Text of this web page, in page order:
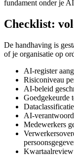
fundament onder je
Checklist:
De handhaving is
of je organisatie op
AI-register
Risiconiveau
AI-beleid
Goedgekeurde
AI-
Medewerkers